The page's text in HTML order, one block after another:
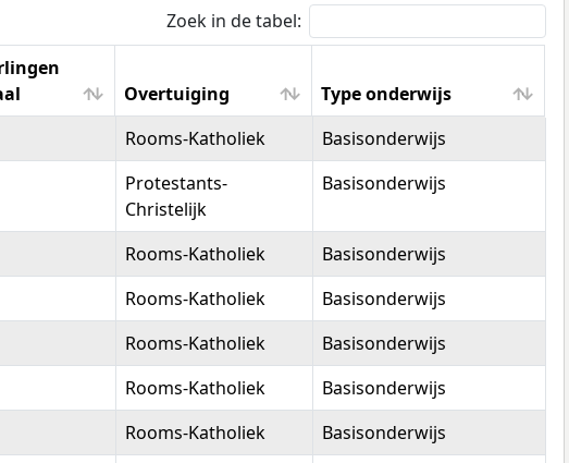
Zoek in de tabel:
Overtuiging
Type onderwijs
Overtuiging Type onderwijs
Rooms-Katholiek
Basisonderwijs
Protestants-
Christelijk
Basisonderwijs
Rooms-Katholiek
Basisonderwijs
Rooms-Katholiek
Basisonderwijs
Rooms-Katholiek
Basisonderwijs
Rooms-Katholiek
Basisonderwijs
Rooms-Katholiek
Basisonderwijs